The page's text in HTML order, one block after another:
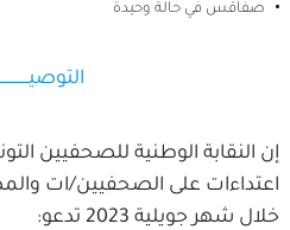
صفاقس في حالة وحيدة
إن النقابة الوطنية للصحفيين
اعتداءات على الصحفيين/ات
خلال شهر جويلية 2023 تدعو: